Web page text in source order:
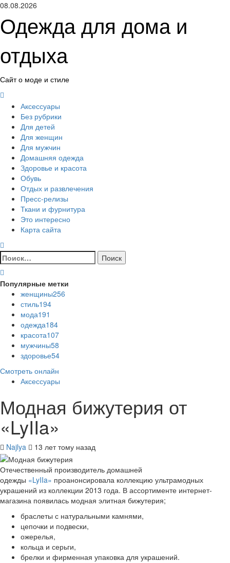
Перейти
содержимому
08.08.2026
Одежда для дома и
отдыха
Сайт о моде и стиле
менюАксессуары
Без рубрики
Для детей
Для женщин
Для мужчин
Домашняя одежда
Здоровье и красота
Обувь
Отдых и развлечения
Пресс-релизы
Ткани и фурнитура
Это интересно
Карта сайта
Найти:
Популярные метки
женщины256
стиль194
мода191
одежда184
красота107
мужчины58
здоровье54
Смотреть онлайн
Аксессуары
Модная бижутерия от
«LyIIa»
Najlya 13 лет тому назад
Отечественный производитель домашней
одежды «LyIIa» проанонсировала коллекцию ультрамодных
украшений из коллекции 2013 года. В ассортименте интернет-
магазина появилась модная элитная бижутерия;
браслеты с натуральными камнями,
цепочки и подвески,
ожерелья,
кольца и серьги,
брелки и фирменная упаковка для украшений.